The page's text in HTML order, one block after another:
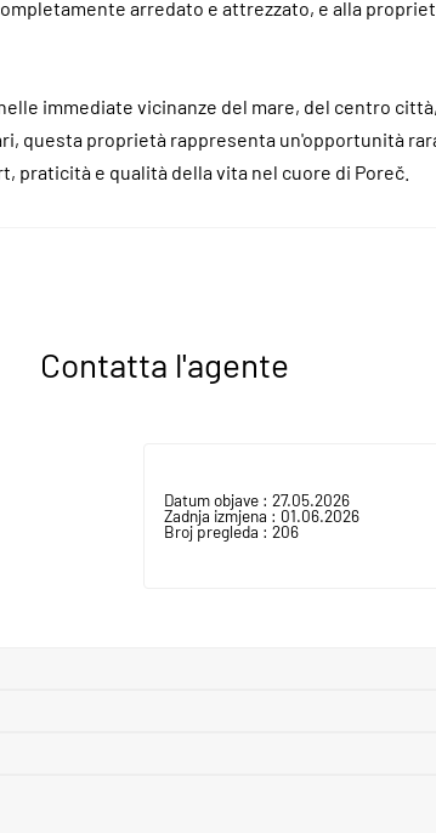
arredato e attrezzato, e alla
immediate vicinanze del mare, del centro
questa proprietà rappresenta un'opportunità
praticità e qualità della vita nel cuore di Poreč.
Contatta l'agente
Datum objave : 27.05.2026
Zadnja izmjena : 01.06.2026
Broj pregleda : 206